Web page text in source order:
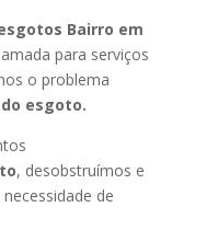
Bairro em
para serviços
o problema
esgoto.
, desobstruímos e
de